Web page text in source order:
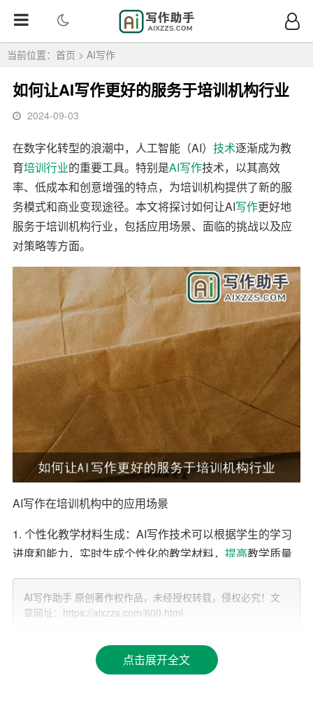
当前位置： 首页 > AI写作
如何让AI写作更好的服务于培训机构行业
2024-09-03
在数字化转型的浪潮中，人工智能（AI） 技术逐渐成为教
育培训行业的重要工具。特别是AI写作技术，以其高效
率、低成本和创意增强的特点，为培训机构提供了新的服
务模式和商业变现途径。本文将探讨如何让AI写作更好地
服务于培训机构行业，包括应用场景、面临的挑战以及应
对策略等方面。
AI写作在培训机构中的应用场景
1. 个性化教学材料生成：AI写作技术可以根据学生的学习
进度和能力，实时生成个性化的教学材料， 提高教学质量
2. 自动化作业批改：通过AI写作技术，可以实现作业的自
动批改，减轻教师的工作负担，使得教师能够更多地关注
辅导：AI写作技术可以为学生提供写作辅导，
AI写作助手 原创著作权作品，未经授权转载，侵权必究！文
章网址：https://aixzzs.com/600.html
点击展开全文